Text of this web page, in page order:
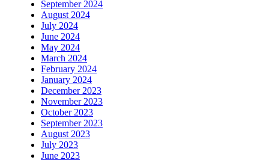
September 2024
August 2024
July 2024
June 2024
May 2024
March 2024
February 2024
January 2024
December 2023
November 2023
October 2023
September 2023
August 2023
July 2023
June 2023